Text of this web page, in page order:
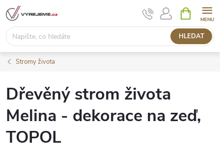
Přejít
na
obsah
HLEDAT
NÁKUPNÍ
KOŠÍK
Stromy života
Dřevěný strom života
Melina - dekorace na zeď,
TOPOL